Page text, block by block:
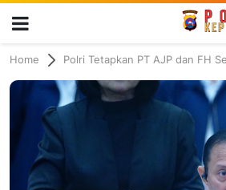
Home Polri Tetapkan PT AJP dan FH